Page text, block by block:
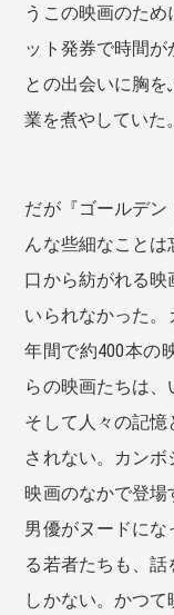
うこの映画のた
ット発券で時間
との出会いに胸
業を煮やしていた。
だが『ゴールデ
んな些細なこと
口から紡がれる
いられなかった。
年間で約400本の
らの映画たちは、
そして人々の記
されない。カンボ
映画のなかで登
男優がヌードに
る若者たちも、話
しかない。かつ